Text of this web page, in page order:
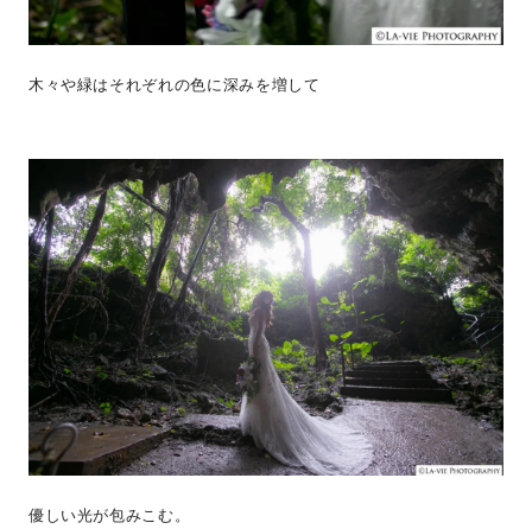
木々や緑はそれぞれの色に深みを増して
優しい光が包みこむ。